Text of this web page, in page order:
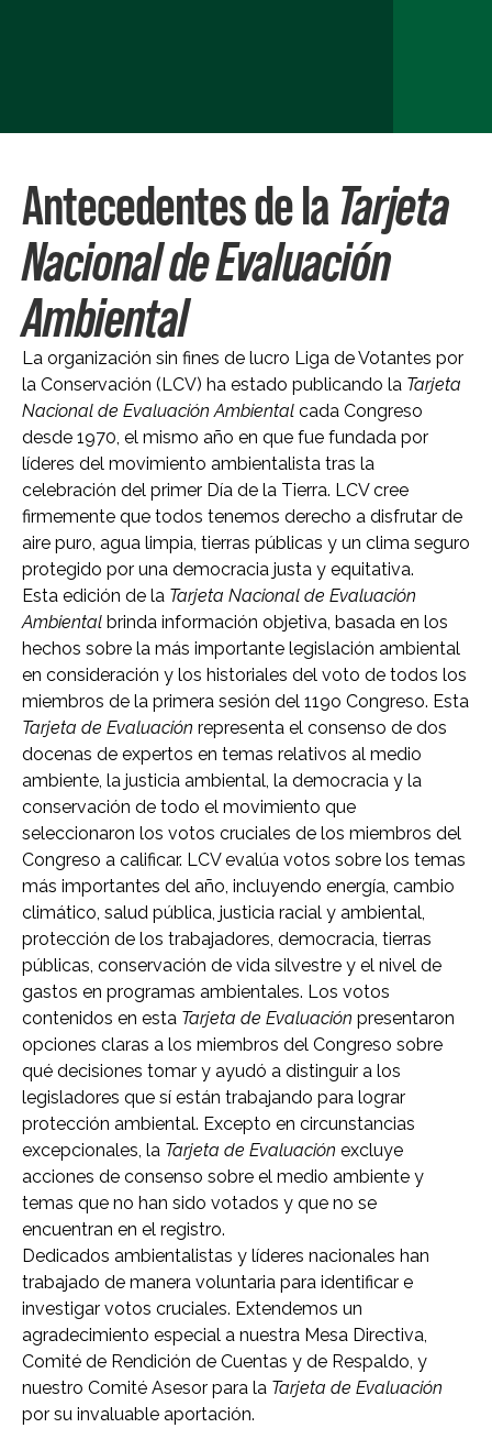
Antecedentes de la Tarjeta
Nacional de Evaluación
Ambiental
La organización sin fines de lucro Liga de Votantes por
la Conservación (LCV) ha estado publicando la Tarjeta
Nacional de Evaluación Ambiental cada Congreso
desde 1970, el mismo año en que fue fundada por
líderes del movimiento ambientalista tras la
celebración del primer Día de la Tierra. LCV cree
firmemente que todos tenemos derecho a disfrutar de
aire puro, agua limpia, tierras públicas y un clima seguro
protegido por una democracia justa y equitativa.
Esta edición de la Tarjeta Nacional de Evaluación
Ambiental brinda información objetiva, basada en los
hechos sobre la más importante legislación ambiental
en consideración y los historiales del voto de todos los
miembros de la primera sesión del 119o Congreso. Esta
Tarjeta de Evaluación representa el consenso de dos
docenas de expertos en temas relativos al medio
ambiente, la justicia ambiental, la democracia y la
conservación de todo el movimiento que
seleccionaron los votos cruciales de los miembros del
Congreso a calificar. LCV evalúa votos sobre los temas
más importantes del año, incluyendo energía, cambio
climático, salud pública, justicia racial y ambiental,
protección de los trabajadores, democracia, tierras
públicas, conservación de vida silvestre y el nivel de
gastos en programas ambientales. Los votos
contenidos en esta Tarjeta de Evaluación presentaron
opciones claras a los miembros del Congreso sobre
qué decisiones tomar y ayudó a distinguir a los
legisladores que sí están trabajando para lograr
protección ambiental. Excepto en circunstancias
excepcionales, la Tarjeta de Evaluación excluye
acciones de consenso sobre el medio ambiente y
temas que no han sido votados y que no se
encuentran en el registro.
Dedicados ambientalistas y líderes nacionales han
trabajado de manera voluntaria para identificar e
investigar votos cruciales. Extendemos un
agradecimiento especial a nuestra Mesa Directiva,
Comité de Rendición de Cuentas y de Respaldo, y
nuestro Comité Asesor para la Tarjeta de Evaluación
por su invaluable aportación.